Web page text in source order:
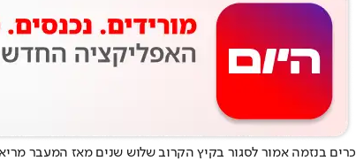
כרים בנזמה אמור לסגור בקיץ הקרוב שלוש שנים מאז המעבר